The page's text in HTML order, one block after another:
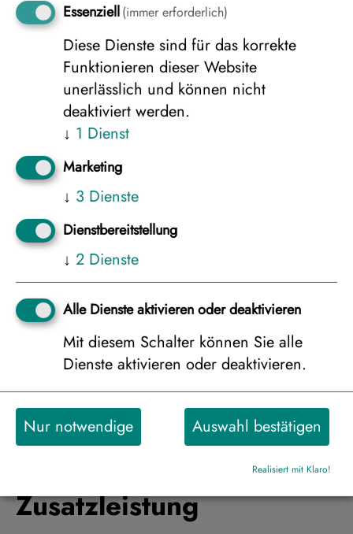
Ferienhaus „Merihonka“, 3er Belegung
ab/bis Frankfurt
Ferienhaus „Merihonka“, 4er Belegung
ab/bis Frankfurt
Ferienhaus „Merihonka“, 5er Belegung
ab/bis Frankfurt
2.698 €
Bitte wählen Sie die
Personenanzahl für die
Zusatzleistung
Essenziell(immer erforderlich)
Diese Dienste sind für das korrekte
Funktionieren dieser Website
unerlässlich und können nicht
deaktiviert werden.
↓ 1 Dienst
Marketing
↓ 3 Dienste
Dienstbereitstellung
↓ 2 Dienste
Alle Dienste aktivieren oder deaktivieren
Mit diesem Schalter können Sie alle
Dienste aktivieren oder deaktivieren.
Nur notwendige Auswahl bestätigen
Realisiert mit Klaro!